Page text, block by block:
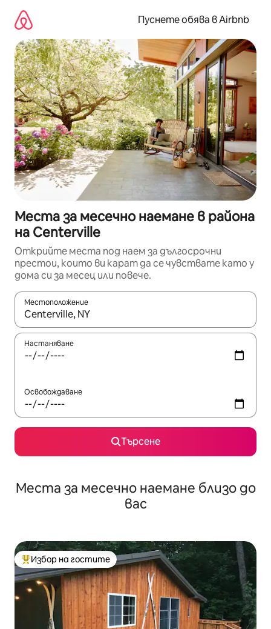
съдържанието
Пуснете обява в Airbnb
Места за месечно наемане в района
на Centerville
Открийте места под наем за дългосрочни
престои, които ви карат да се чувствате като у
дома си за месец или повече.
Местоположение
Когато резултатите се покажат, използвайте
Настаняване
Освобождаване
Търсене
Места за месечно наемане близо до
вас
Най-популярен избор на гостите
Избор на гостите